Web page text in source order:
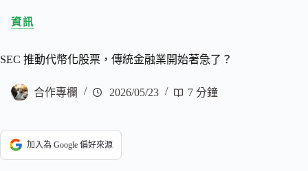
資訊
SEC 推動代幣化股票，傳統金融業開始著急了？
合作專欄 2026/05/23 7 分鐘
加入為 Google 偏好來源